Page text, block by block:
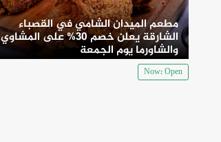
مطعم الميدان الشامي في القصباء
الشارقة يعلن خصم 30% على المشاوي
والشاورما يوم الجمعة
Now: Open